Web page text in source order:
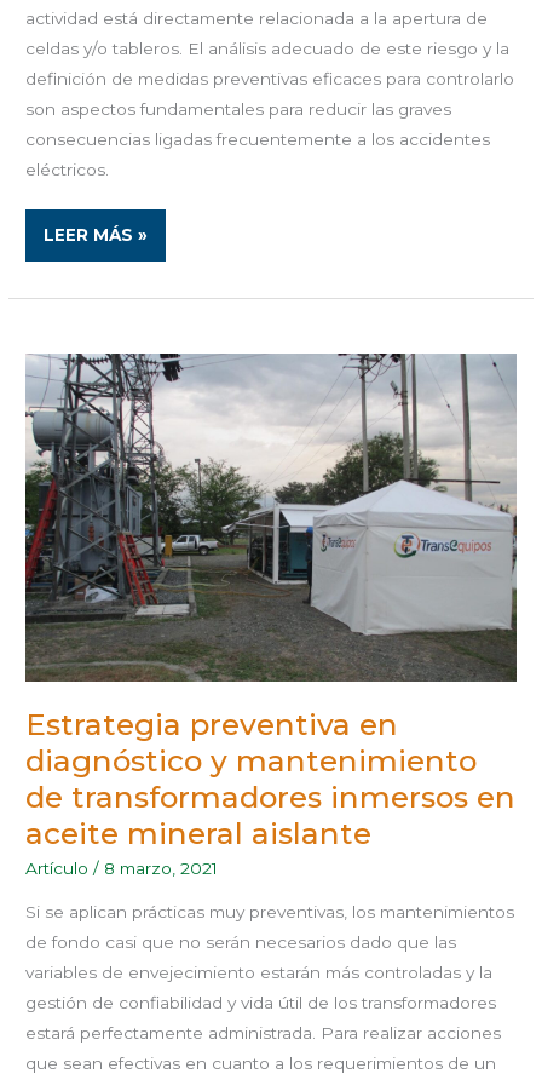
actividad está directamente relacionada a la apertura de
celdas y/o tableros. El análisis adecuado de este riesgo y la
definición de medidas preventivas eficaces para controlarlo
son aspectos fundamentales para reducir las graves
consecuencias ligadas frecuentemente a los accidentes
eléctricos.
LEER MÁS »
Estrategia preventiva en
diagnóstico y mantenimiento
de transformadores inmersos en
aceite mineral aislante
Artículo / 8 marzo, 2021
Si se aplican prácticas muy preventivas, los mantenimientos
de fondo casi que no serán necesarios dado que las
variables de envejecimiento estarán más controladas y la
gestión de confiabilidad y vida útil de los transformadores
estará perfectamente administrada. Para realizar acciones
que sean efectivas en cuanto a los requerimientos de un
ESTRATEGIA
PREVENTIVA
EN
DIAGNÓSTICO
Y
MANTENIMIENTO
DE
TRANSFORMADORES
INMERSOS
EN
ACEITE
MINERAL
AISLANTE